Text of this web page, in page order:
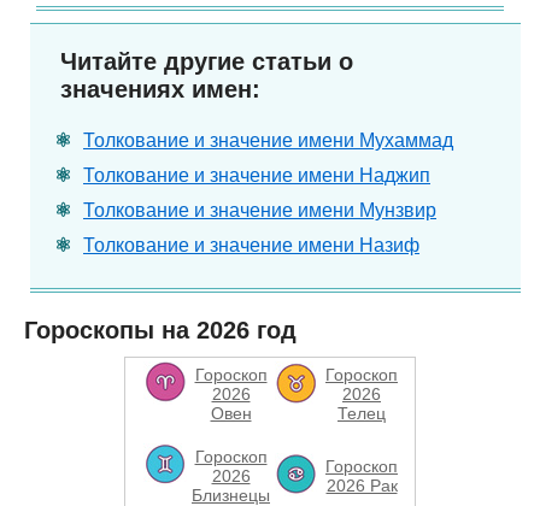
Читайте другие статьи о
значениях имен:
Толкование и значение имени Мухаммад
Толкование и значение имени Наджип
Толкование и значение имени Мунзвир
Толкование и значение имени Назиф
Гороскопы на 2026 год
Гороскоп
2026
Овен
Гороскоп
2026
Телец
Гороскоп
2026
Близнецы
Гороскоп
2026 Рак